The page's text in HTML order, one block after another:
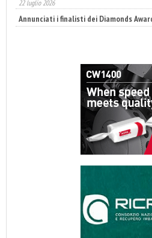
Annunciati i finalisti dei Diamonds
14 luglio 2026